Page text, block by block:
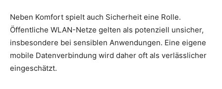
Neben Komfort spielt auch Sicherheit eine Rolle.
Öffentliche WLAN-Netze gelten als potenziell unsicher,
insbesondere bei sensiblen Anwendungen. Eine eigene
mobile Datenverbindung wird daher oft als verlässlicher
eingeschätzt.